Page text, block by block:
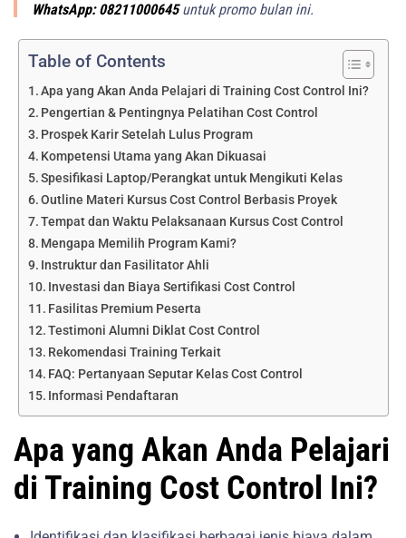
WhatsApp: 08211000645untuk promo bulan ini.
Table of Contents
Apa yang Akan Anda Pelajari di Training Cost Control Ini?
Pengertian & Pentingnya Pelatihan Cost Control
Prospek Karir Setelah Lulus Program
Kompetensi Utama yang Akan Dikuasai
Spesifikasi Laptop/Perangkat untuk Mengikuti Kelas
Outline Materi Kursus Cost Control Berbasis Proyek
Tempat dan Waktu Pelaksanaan Kursus Cost Control
Mengapa Memilih Program Kami?
Instruktur dan Fasilitator Ahli
Investasi dan Biaya Sertifikasi Cost Control
Fasilitas Premium Peserta
Testimoni Alumni Diklat Cost Control
Rekomendasi Training Terkait
FAQ: Pertanyaan Seputar Kelas Cost Control
Informasi Pendaftaran
Apa yang Akan Anda Pelajari
di Training Cost Control Ini?